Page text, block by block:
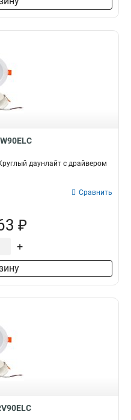
даунлайт с драйвером
Сравнить
₽
+